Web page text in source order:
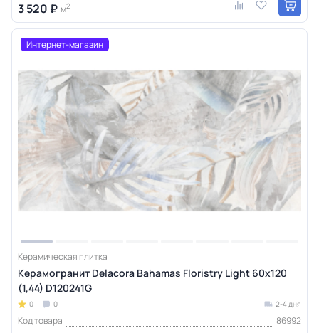
3 520 ₽ м2
Интернет-магазин
Керамическая плитка
Керамогранит Delacora Bahamas Floristry Light 60x120
(1,44) D120241G
0 0 2-4 дня
Код товара
86992